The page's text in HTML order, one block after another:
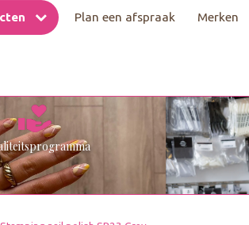
Plan een afspraak Merken